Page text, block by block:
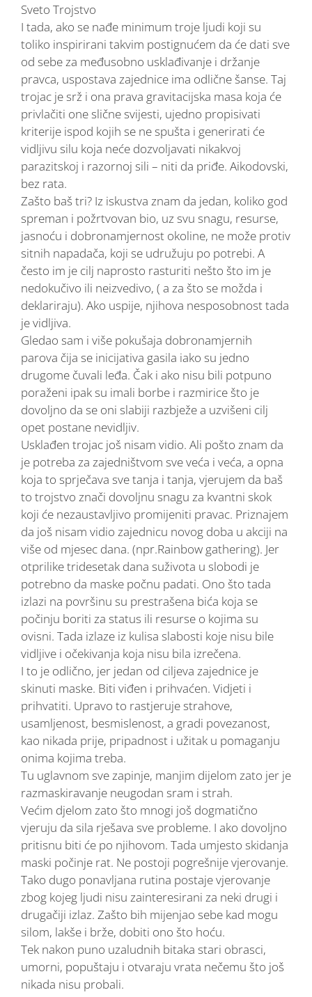
Sveto Trojstvo
I tada, ako se nađe minimum troje ljudi koji su
toliko inspirirani takvim postignućem da će dati sve
od sebe za međusobno usklađivanje i držanje
pravca, uspostava zajednice ima odlične šanse. Taj
trojac je srž i ona prava gravitacijska masa koja će
privlačiti one slične svijesti, ujedno propisivati
kriterije ispod kojih se ne spušta i generirati će
vidljivu silu koja neće dozvoljavati nikakvoj
parazitskoj i razornoj sili – niti da priđe. Aikodovski,
bez rata.
Zašto baš tri? Iz iskustva znam da jedan, koliko god
spreman i požrtvovan bio, uz svu snagu, resurse,
jasnoću i dobronamjernost okoline, ne može protiv
sitnih napadača, koji se udružuju po potrebi. A
često im je cilj naprosto rasturiti nešto što im je
nedokučivo ili neizvedivo, ( a za što se možda i
deklariraju). Ako uspije, njihova nesposobnost tada
je vidljiva.
Gledao sam i više pokušaja dobronamjernih
parova čija se inicijativa gasila iako su jedno
drugome čuvali leđa. Čak i ako nisu bili potpuno
poraženi ipak su imali borbe i razmirice što je
dovoljno da se oni slabiji razbježe a uzvišeni cilj
opet postane nevidljiv.
Usklađen trojac još nisam vidio. Ali pošto znam da
je potreba za zajedništvom sve veća i veća, a opna
koja to sprječava sve tanja i tanja, vjerujem da baš
to trojstvo znači dovoljnu snagu za kvantni skok
koji će nezaustavljivo promijeniti pravac. Priznajem
da još nisam vidio zajednicu novog doba u akciji na
više od mjesec dana. (npr.Rainbow gathering). Jer
otprilike tridesetak dana suživota u slobodi je
potrebno da maske počnu padati. Ono što tada
izlazi na površinu su prestrašena bića koja se
počinju boriti za status ili resurse o kojima su
ovisni. Tada izlaze iz kulisa slabosti koje nisu bile
vidljive i očekivanja koja nisu bila izrečena.
I to je odlično, jer jedan od ciljeva zajednice je
skinuti maske. Biti viđen i prihvaćen. Vidjeti i
prihvatiti. Upravo to rastjeruje strahove,
usamljenost, besmislenost, a gradi povezanost,
kao nikada prije, pripadnost i užitak u pomaganju
onima kojima treba.
Tu uglavnom sve zapinje, manjim dijelom zato jer je
razmaskiravanje neugodan sram i strah.
Većim djelom zato što mnogi još dogmatično
vjeruju da sila rješava sve probleme. I ako dovoljno
pritisnu biti će po njihovom. Tada umjesto skidanja
maski počinje rat. Ne postoji pogrešnije vjerovanje.
Tako dugo ponavljana rutina postaje vjerovanje
zbog kojeg ljudi nisu zainteresirani za neki drugi i
drugačiji izlaz. Zašto bih mijenjao sebe kad mogu
silom, lakše i brže, dobiti ono što hoću.
Tek nakon puno uzaludnih bitaka stari obrasci,
umorni, popuštaju i otvaraju vrata nečemu što još
nikada nisu probali.